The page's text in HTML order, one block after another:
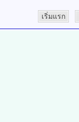
เริ่มแรก